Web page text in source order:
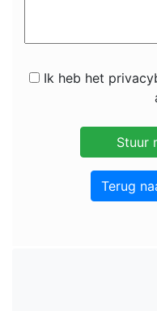
Ik heb het
Terug